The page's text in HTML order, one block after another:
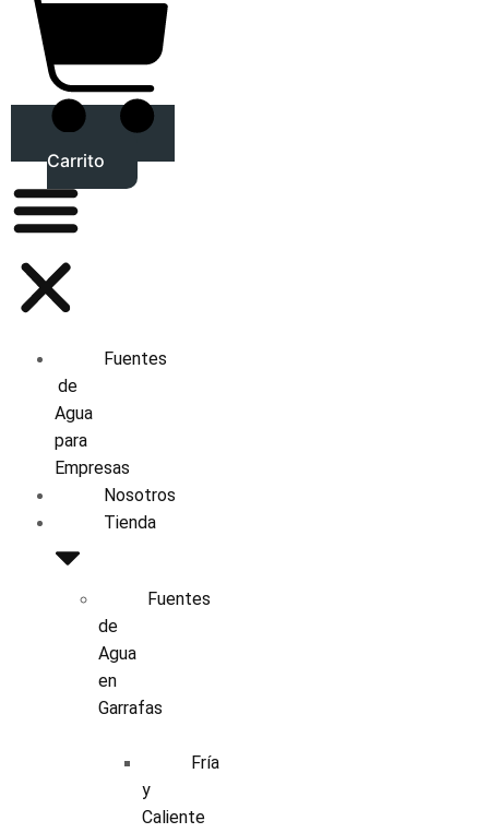
Carrito
Fuentes
de
Agua
para
Empresas
Nosotros
Tienda
Fuentes
de
Agua
en
Garrafas
Fría
y
Caliente